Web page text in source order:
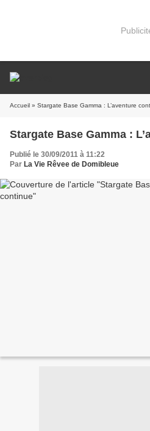
Accueil » Stargate Base Gamma : L’aventure
Stargate Base Gamma :
Publié le 30/09/2011 à 11:22
Par La Vie Rêvee de Domibleue